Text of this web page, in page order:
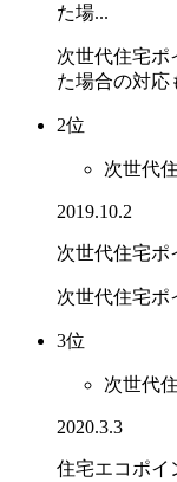
た場...
次世代住宅ポ
た場合の対応
2位
次世代
2019.10.2
次世代住宅ポ
次世代住宅ポ
3位
次世代
2020.3.3
住宅エコポイ